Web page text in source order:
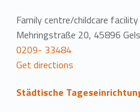
Family centre/childcare facility
Mehringstraße 20, 45896
0209- 33484
Get directions
Städtische